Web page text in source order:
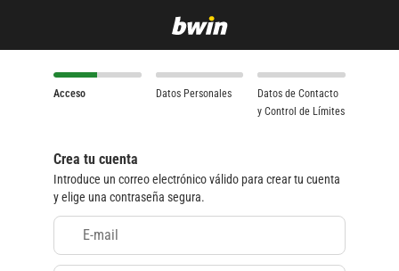
Acceso Datos Personales
Datos de Contacto
y Control de Límites
Crea tu cuenta
Introduce un correo electrónico válido para crear tu cuenta
y elige una contraseña segura.
E-mail